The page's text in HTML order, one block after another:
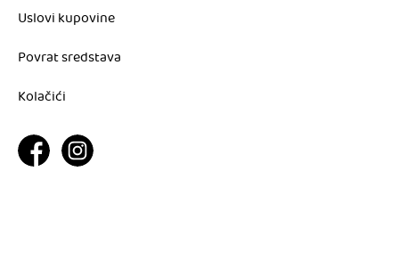
Uslovi kupovine
Povrat sredstava
Kolačići